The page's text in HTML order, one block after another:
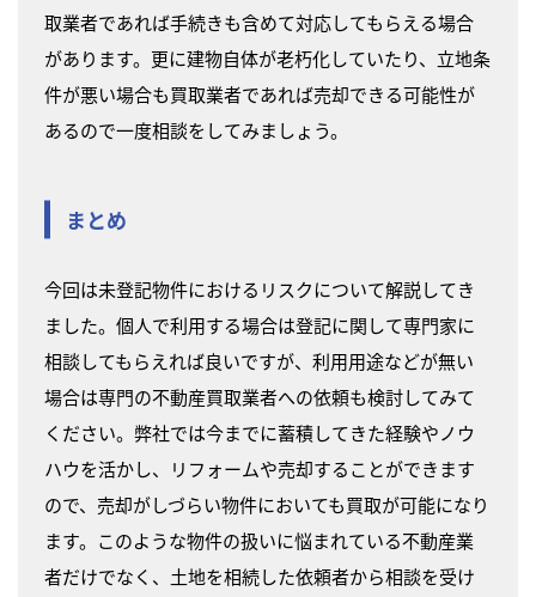
取業者であれば手続きも含めて対応してもらえる場合
があります。更に建物自体が老朽化していたり、立地条
件が悪い場合も買取業者であれば売却できる可能性が
あるので一度相談をしてみましょう。
まとめ
今回は未登記物件におけるリスクについて解説してき
ました。個人で利用する場合は登記に関して専門家に
相談してもらえれば良いですが、利用用途などが無い
場合は専門の不動産買取業者への依頼も検討してみて
ください。弊社では今までに蓄積してきた経験やノウ
ハウを活かし、リフォームや売却することができます
ので、売却がしづらい物件においても買取が可能になり
ます。このような物件の扱いに悩まれている不動産業
者だけでなく、土地を相続した依頼者から相談を受け